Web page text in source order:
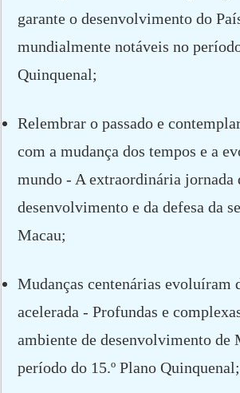
garante o desenvolvimento do
mundialmente notáveis no
Quinquenal;
Relembrar o passado e
com a mudança dos tempos e a
mundo - A extraordinária jornada
desenvolvimento e da defesa da
Macau;
Mudanças centenárias evoluíram
acelerada - Profundas e
ambiente de desenvolvimento de
período do 15.º Plano Quinquenal;